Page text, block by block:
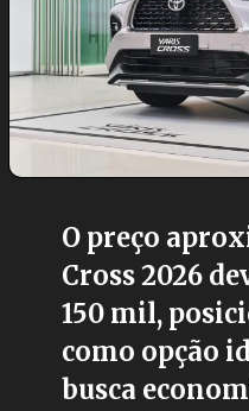
O preço
Cross 2026
150 mil,
como opção
busca